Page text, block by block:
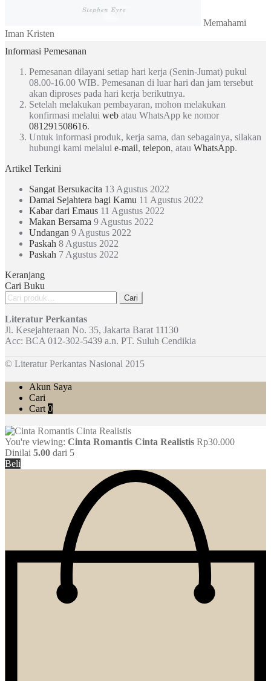
Memahami
Iman Kristen
Informasi Pemesanan
Pemesanan dilayani setiap hari kerja (Senin-Jumat) pukul
08.00-16.00 WIB. Pemesanan di luar hari dan jam tersebut
akan diproses pada hari kerja berikutnya.
Setelah melakukan pembayaran, mohon melakukan
konfirmasi melalui web atau WhatsApp ke nomor
081291508616.
Untuk informasi produk, kerja sama, dan sebagainya, silakan
hubungi kami melalui e-mail, telepon, atau WhatsApp.
Artikel Terkini
Sangat Bersukacita 13 Agustus 2022
Damai Sejahtera bagi Kamu 11 Agustus 2022
Kabar dari Emaus 11 Agustus 2022
Makan Bersama 9 Agustus 2022
Undangan 9 Agustus 2022
Paskah 8 Agustus 2022
Paskah 7 Agustus 2022
Keranjang
Cari Buku
Pencarian
Cari
Literatur Perkantas
Jl. Kesejahteraan No. 35, Jakarta Barat 11130
Acc: BCA 012-302-5439 a.n. PT. Suluh Cendikia
© Literatur Perkantas Nasional 2015
Akun Saya
Cari
Cart 0
You're viewing: Cinta Romantis Cinta Realistis Rp30.000
Dinilai 5.00 dari 5
Beli